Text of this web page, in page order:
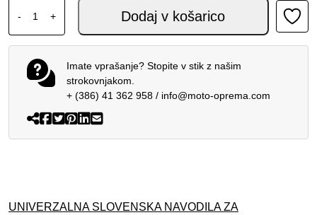
-
ALPINESTARS MX PANTS RACER PORTL PURPLE
+ Dodaj v košarico
Imate vprašanje? Stopite v stik z našim
strokovnjakom.
+ (386) 41 362 958/ info@moto-oprema.com
UNIVERZALNA SLOVENSKA NAVODILA ZA